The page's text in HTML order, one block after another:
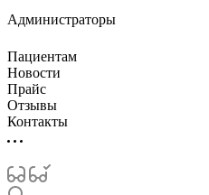
Администраторы
Пациентам
Новости
Прайс
Отзывы
Контакты